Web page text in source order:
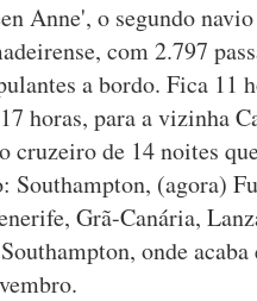
Anne', o segundo
com 2.797
a bordo. Fica 11
horas, para a vizinha
cruzeiro de 14 noites
Southampton, (agora)
Grã-Canária,
onde